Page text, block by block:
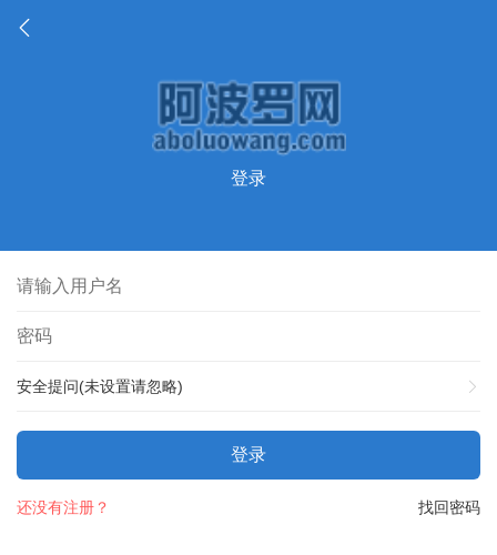
登录
安全提问(未设置请忽略)
登录
找回密码
还没有注册？